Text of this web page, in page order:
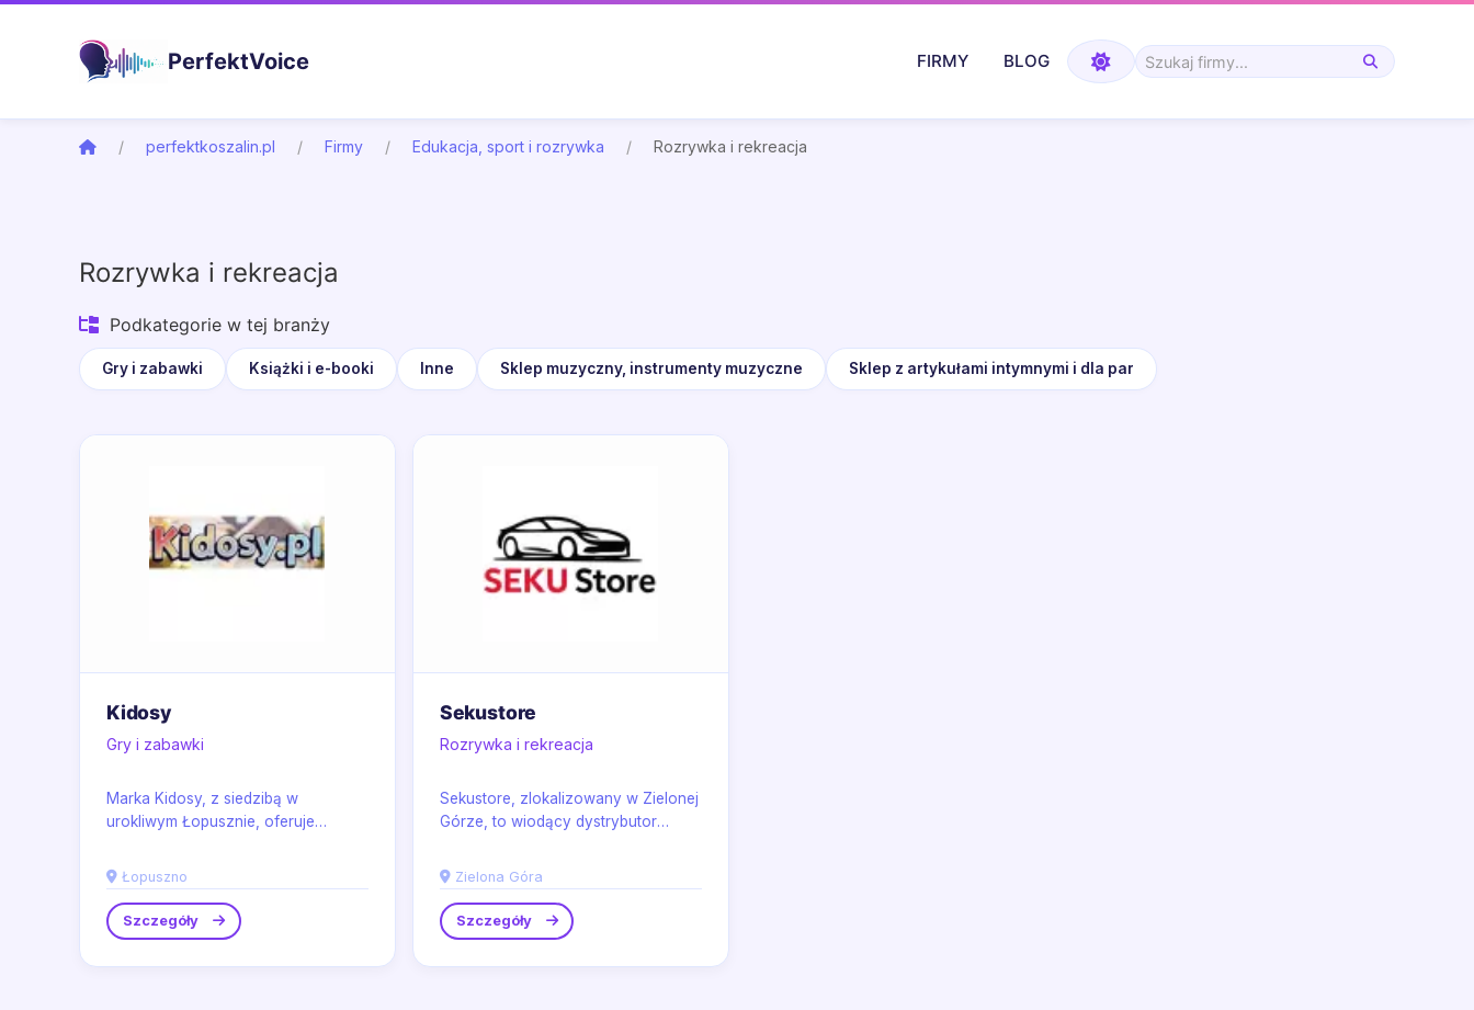
PerfektVoice FIRMY BLOG
perfektkoszalin.pl Firmy Edukacja, sport i rozrywka Rozrywka i rekreacja
Rozrywka i rekreacja
Podkategorie w tej branży
Gry i zabawki Książki i e-booki Inne Sklep muzyczny, instrumenty muzyczne Sklep z artykułami intymnymi i dla par
Kidosy
Gry i zabawki
Marka Kidosy, z siedzibą w
urokliwym Łopusznie, oferuje
pojazdów na akumulator...
Łopuszno
Szczegóły
Sekustore
Rozrywka i rekreacja
Sekustore, zlokalizowany w Zielonej
Górze, to wiodący dystrybutor
który z...
Zielona Góra
Szczegóły